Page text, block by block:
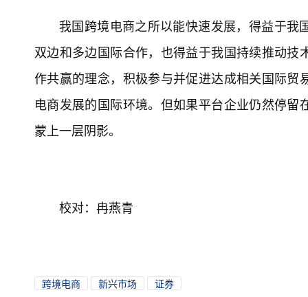
我国跨境电商之所以能快速发展，得益于
双边和多边国际合作，也得益于我国持续推动
作共赢的理念，积极参与并促进达成相关国际
电商发展的国际环境。但如果平台企业仍然停
蒙上一层阴影。
校对：冉燕青
跨境电商 新兴市场 证券